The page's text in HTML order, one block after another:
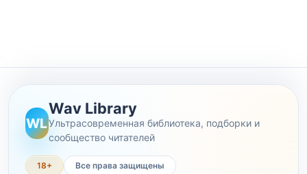
WL
Wav Library
Ультрасовременная библиотека, подборки и
сообщество читателей
18+ Все права защищены